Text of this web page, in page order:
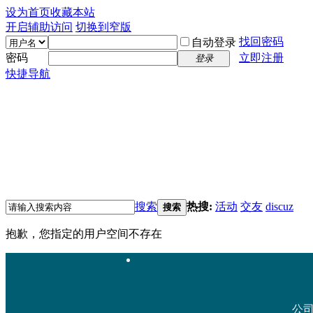
设为首页收藏本站
开启辅助访问 切换到窄版
自动登录 找回密码
密码
登录
立即注册
快捷导航
搜索 搜索 热搜: 活动 交友 discuz
抱歉，您指定的用户空间不存在
公